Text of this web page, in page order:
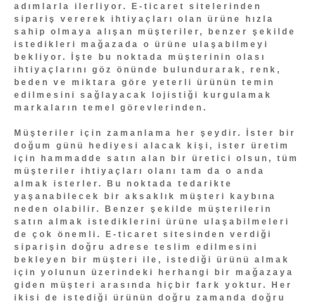
adımlarla ilerliyor. E-ticaret sitelerinden
sipariş vererek ihtiyaçları olan ürüne hızla
sahip olmaya alışan müşteriler, benzer şekilde
istedikleri mağazada o ürüne ulaşabilmeyi
bekliyor. İşte bu noktada müşterinin olası
ihtiyaçlarını göz önünde bulundurarak, renk,
beden ve miktara göre yeterli ürünün temin
edilmesini sağlayacak lojistiği kurgulamak
markaların temel görevlerinden.
Müşteriler için zamanlama her şeydir. İster bir
doğum günü hediyesi alacak kişi, ister üretim
için hammadde satın alan bir üretici olsun, tüm
müşteriler ihtiyaçları olanı tam da o anda
almak isterler. Bu noktada tedarikte
yaşanabilecek bir aksaklık müşteri kaybına
neden olabilir. Benzer şekilde müşterilerin
satın almak istediklerini ürüne ulaşabilmeleri
de çok önemli. E-ticaret sitesinden verdiği
siparişin doğru adrese teslim edilmesini
bekleyen bir müşteri ile, istediği ürünü almak
için yolunun üzerindeki herhangi bir mağazaya
giden müşteri arasında hiçbir fark yoktur. Her
ikisi de istediği ürünün doğru zamanda doğru